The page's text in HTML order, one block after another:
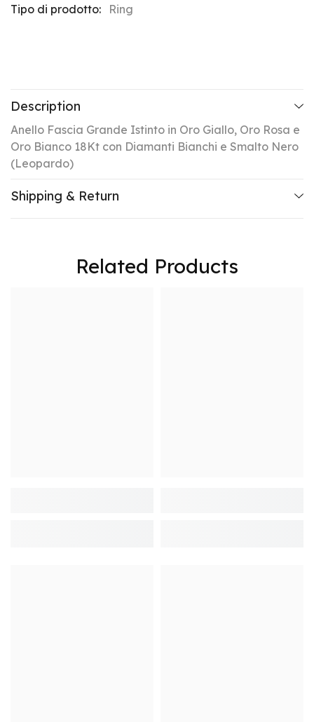
Tipo di prodotto: Ring
Description
Anello Fascia Grande Istinto in Oro Giallo, Oro Rosa e
Oro Bianco 18Kt con Diamanti Bianchi e Smalto Nero
(Leopardo)
Shipping & Return
Related Products